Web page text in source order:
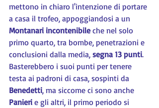
mettono in chiaro l'intenzione di portare
a casa il trofeo, appoggiandosi a un
Montanari incontenibile che nel solo
primo quarto, tra bombe, penetrazioni e
conclusioni dalla media, segna 13 punti.
Basterebbero i suoi punti per tenere
testa ai padroni di casa, sospinti da
Benedetti, ma siccome ci sono anche
Panieri e gli altri, il primo periodo si